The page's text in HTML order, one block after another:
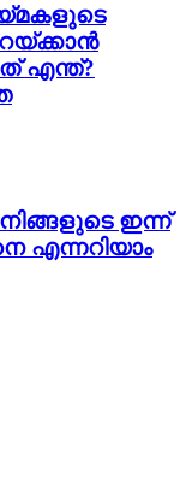
എന്ത്?
ഇന്ന്‌
എന്നറിയാം